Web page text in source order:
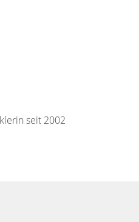
seit 2002